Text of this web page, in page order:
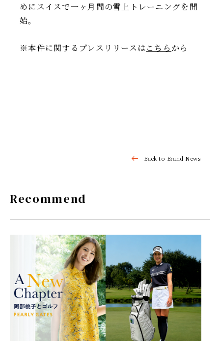
めにスイスで一ヶ月間の雪上トレーニングを開
始。
※本件に関するプレスリリースはこちら から
Back to Brand News
Recommend